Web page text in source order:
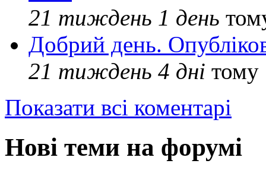
21 тиждень 1 день
Добрий день.
21 тиждень 4 дні тому
Показати всі коментарі
Нові теми на форумі